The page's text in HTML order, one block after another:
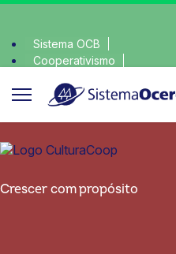
Sistema OCB
Cooperativismo
Crescer com propósito